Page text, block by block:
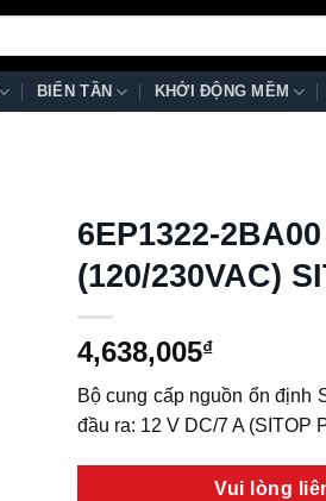
BIẾN TẦN KHỞI ĐỘNG MỀM
6EP1322-
(120/230VAC)
4,638,005₫
Bộ cung cấp nguồn ổn định
đầu ra: 12 V DC/7 A (SITOP
Vui lòng